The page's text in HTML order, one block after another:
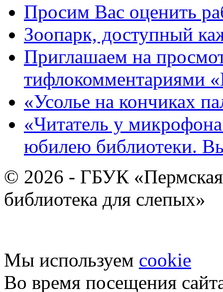
Просим Вас оценить
Зоопарк, доступный
Приглашаем на
тифлокомментариями
«Усолье на кончиках
«Читатель у
юбилею библиотеки.
© 2026 - ГБУК «Пермская
библиотека для слепых»
Мы используем cookie
Во время посещения